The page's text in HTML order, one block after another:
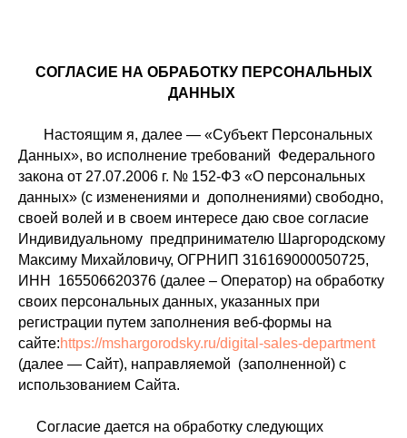
СОГЛАСИЕ НА ОБРАБОТКУ ПЕРСОНАЛЬНЫХ
ДАННЫХ
Настоящим я, далее — «Субъект Персональных
Данных», во исполнение требований Федерального
закона от 27.07.2006 г. № 152-ФЗ «О персональных
данных» (с изменениями и дополнениями) свободно,
своей волей и в своем интересе даю свое согласие
Индивидуальному предпринимателю Шаргородскому
Максиму Михайловичу, ОГРНИП 316169000050725,
ИНН 165506620376 (далее – Оператор) на обработку
своих персональных данных, указанных при
регистрации путем заполнения веб-формы на
сайте:https://mshargorodsky.ru/digital-sales-department
(далее — Сайт), направляемой (заполненной) с
использованием Сайта.
Согласие дается на обработку следующих